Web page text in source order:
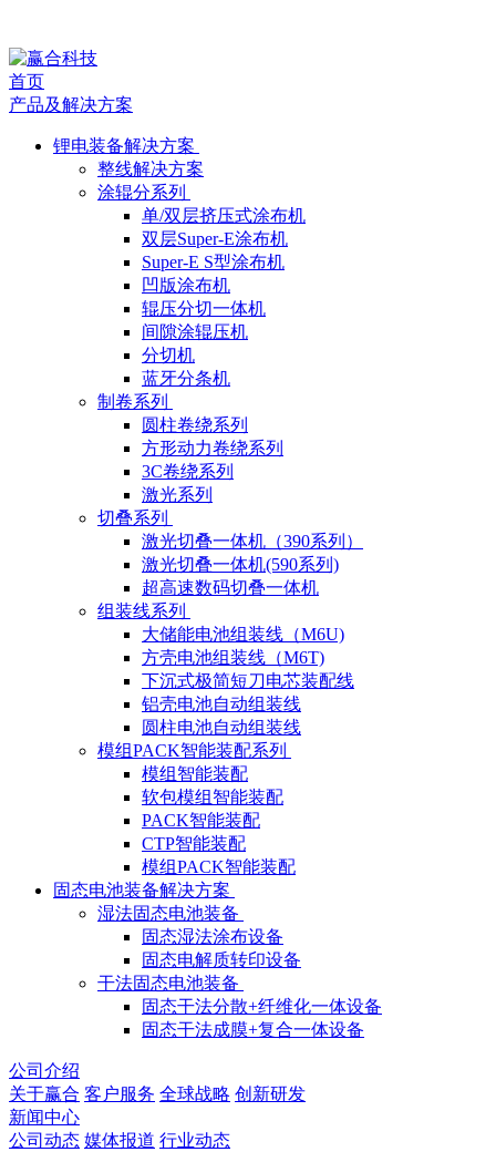
媒
体
报
首页
产品及解决方案
锂电装备解决方案
整线解决方案
涂辊分系列
单/双层挤压式涂布机
双层Super-E涂布机
Super-E S型涂布机
凹版涂布机
辊压分切一体机
间隙涂辊压机
分切机
蓝牙分条机
制卷系列
圆柱卷绕系列
方形动力卷绕系列
3C卷绕系列
激光系列
切叠系列
激光切叠一体机（390系列）
激光切叠一体机(590系列)
超高速数码切叠一体机
组装线系列
大储能电池组装线（M6U)
方壳电池组装线（M6T)
下沉式极简短刀电芯装配线
铝壳电池自动组装线
圆柱电池自动组装线
模组PACK智能装配系列
模组智能装配
软包模组智能装配
PACK智能装配
CTP智能装配
模组PACK智能装配
固态电池装备解决方案
湿法固态电池装备
固态湿法涂布设备
固态电解质转印设备
干法固态电池装备
固态干法分散+纤维化一体设备
固态干法成膜+复合一体设备
公司介绍
关于赢合 客户服务 全球战略 创新研发
新闻中心
公司动态 媒体报道 行业动态